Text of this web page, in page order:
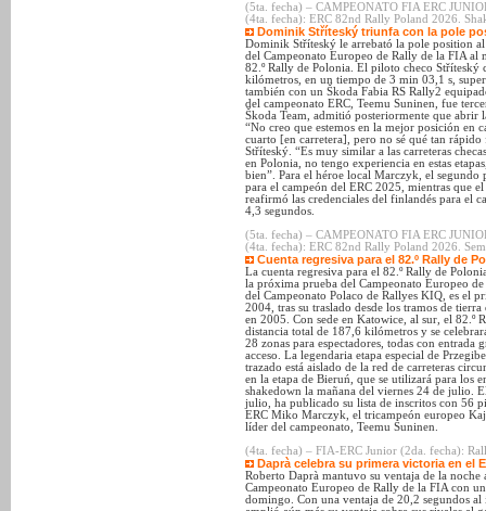
(5ta. fecha) – CAMPEONATO FIA ERC
(4ta. fecha): ERC 82nd Rally Poland 2026.
Dominik Stříteský triunfa con la pole
Dominik Stříteský le arrebató la pole position
del Campeonato Europeo de Rally de la FIA al
82.º Rally de Polonia. El piloto checo Stříteský
kilómetros, en un tiempo de 3 min 03,1 s,
también con un Škoda Fabia RS Rally2
del campeonato ERC, Teemu Suninen, fue
Škoda Team, admitió posteriormente que abrir
“No creo que estemos en la mejor posición en
cuarto [en carretera], pero no sé qué tan
Stříteský. “Es muy similar a las carreteras
en Polonia, no tengo experiencia en estas
bien”. Para el héroe local Marczyk, el segundo
para el campeón del ERC 2025, mientras que
reafirmó las credenciales del finlandés para el
4,3 segundos.
(5ta. fecha) – CAMPEONATO FIA ERC
(4ta. fecha): ERC 82nd Rally Poland 2026.
Cuenta regresiva para el 82.º Rally de
La cuenta regresiva para el 82.º Rally de
la próxima prueba del Campeonato Europeo
del Campeonato Polaco de Rallyes KIQ, es el
2004, tras su traslado desde los tramos de
en 2005. Con sede en Katowice, al sur, el 82.º
distancia total de 187,6 kilómetros y se
28 zonas para espectadores, todas con
acceso. La legendaria etapa especial de
trazado está aislado de la red de carreteras
en la etapa de Bieruń, que se utilizará para los
shakedown la mañana del viernes 24 de julio.
julio, ha publicado su lista de inscritos con 56
ERC Miko Marczyk, el tricampeón europeo
líder del campeonato, Teemu Suninen.
(4ta. fecha) – FIA-ERC Junior (2da. fecha):
Daprà celebra su primera victoria en el
Roberto Daprà mantuvo su ventaja de la
Campeonato Europeo de Rally de la FIA con
domingo. Con una ventaja de 20,2 segundos